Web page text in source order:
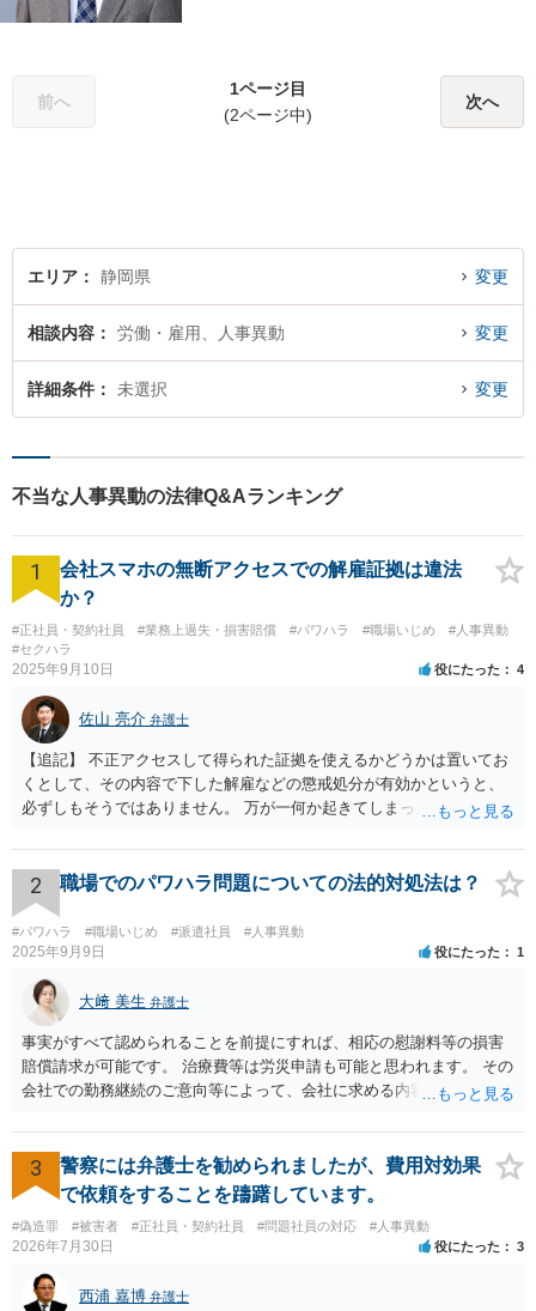
の損害賠償請求事件、相続・
離婚、破産・個人再生等は、
前へ
1ページ目
(2ページ中)
次へ
エリア 静岡県 変更
相談内容 労働・雇用、人事異動 変更
詳細条件 未選択 変更
不当な人事異動の法律Q&Aランキング
1
会社スマホの無断アクセスでの解雇証拠は違法
か？
#正社員・契約社員 #業務上過失・損害賠償 #パワハラ #職場いじめ
#人事異動
#セクハラ
2025年9月10日 役にたった 4
佐山 亮介 弁護士
【追記】 不正アクセスして得られた証拠を使えるかどうかは置いてお
くとして、その内容で下した解雇などの懲戒処分が有効かというと、
必ずしもそうではありません。 万が一何か起きてしまった場合は処分
2 職場でのパワハラ問題についての法的対処法は？
#パワハラ #職場いじめ #派遣社員 #人事異動
2025年9月9日 役にたった 1
大﨑 美生 弁護士
事実がすべて認められることを前提にすれば、相応の慰謝料等の損害
賠償請求が可能です。 治療費等は労災申請も可能と思われます。 その
会社での勤務継続のご意向等によって、会社に求める内容や、加害者
弁護士にご相談いただくのがよろしいと思います。弁護士によって方
針も変わります。 内容が踏み込んだものとなり、関係者も閲覧する可
能性がありますので、詳しくは、直接お近くの弁護士にご相談される
ことをお勧めいたします。
3
警察には弁護士を勧められましたが、費用対効果
で依頼をすることを躊躇しています。
#偽造罪 #被害者 #正社員・契約社員 #問題社員の対応 #人事異動
2026年7月30日 役にたった 3
西浦 嘉博 弁護士